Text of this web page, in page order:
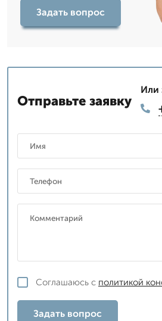
Задать вопрос
Отправьте заявку
Или
Соглашаюсь с политикой
Задать вопрос